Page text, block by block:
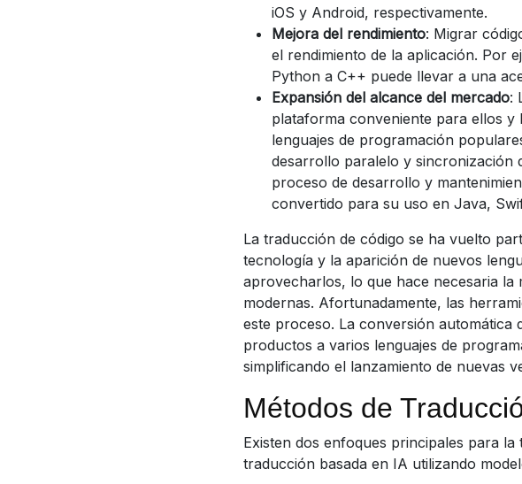
iOS y Android, respectivamente.
Mejora del rendimiento: Migrar
el rendimiento de la aplicación. Por
Python a C++ puede llevar a una
Expansión del alcance del mercado:
plataforma conveniente para ellos
lenguajes de programación
desarrollo paralelo y sincronización
proceso de desarrollo y
convertido para su uso en Java,
La traducción de código se ha vuelto
tecnología y la aparición de nuevos
aprovecharlos, lo que hace necesaria la
modernas. Afortunadamente, las
este proceso. La conversión automática
productos a varios lenguajes de
simplificando el lanzamiento de nuevas
Métodos de
Existen dos enfoques principales para
traducción basada en IA utilizando